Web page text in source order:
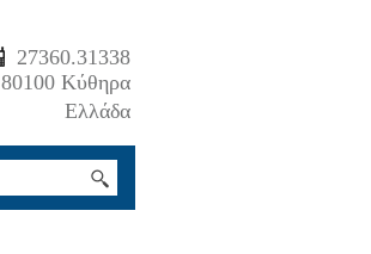
27360.31338
80100 Κύθηρα
Ελλάδα